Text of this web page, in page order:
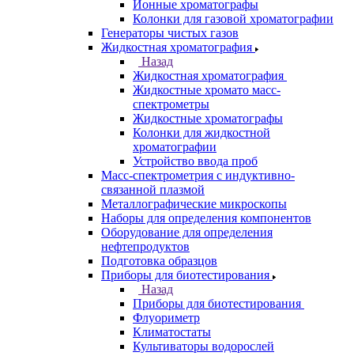
Ионные хроматографы
Колонки для газовой хроматографии
Генераторы чистых газов
Жидкостная хроматография
Назад
Жидкостная хроматография
Жидкостные хромато масс-
спектрометры
Жидкостные хроматографы
Колонки для жидкостной
хроматографии
Устройство ввода проб
Масс-спектрометрия с индуктивно-
связанной плазмой
Металлографические микроскопы
Наборы для определения компонентов
Оборудование для определения
нефтепродуктов
Подготовка образцов
Приборы для биотестирования
Назад
Приборы для биотестирования
Флуориметр
Климатостаты
Культиваторы водорослей